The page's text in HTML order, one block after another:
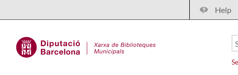
Help